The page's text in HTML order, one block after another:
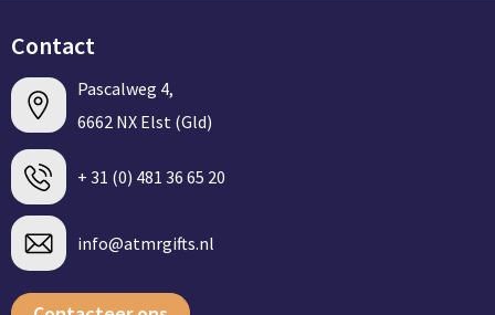
Contact
Pascalweg 4,
6662 NX Elst (Gld)
+ 31 (0) 481 36 65 20
info@atmrgifts.nl